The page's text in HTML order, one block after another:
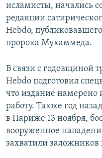
КУЛЬТУРА
СПОРТ
МИР
ПОЗИЦИЯ
БЛОГИ
ГОЛОСА
ФОТО
ПОДКАСТЫ
АРХИВ РАДИОПРОГРАММЫ
ПРИСОЕДИНЯЙТЕСЬ!
Все сайты РСЕ/РС
исламисты, начались
редакции
Hebdo,
пророка Мухаммеда.
В связи с годовщиной
Hebdo подготовил
что издание намерено
работу. Также год
в Париже 13 ноября,
вооруженное
захватили